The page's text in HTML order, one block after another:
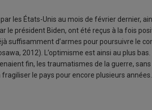
les États-Unis au mois de février dernier,
le président Biden, ont été reçus à la fois
suffisamment d’armes pour poursuivre le
2012). L’optimisme est ainsi au plus
fin, les traumatismes de la guerre,
le pays pour encore plusieurs années.